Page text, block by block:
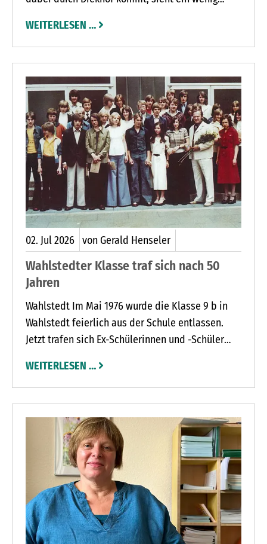
ehemaliger Bauernhof leer.
WEITERLESEN …
02. Jul2026 von Gerald Henseler
Wahlstedter Klasse traf sich nach 50
Jahren
Wahlstedt Im Mai 1976 wurde die Klasse 9 b in
Wahlstedt feierlich aus der Schule entlassen.
Jetzt trafen sich Ex-Schülerinnen und -Schüler
daran teilgenommen haben“, freute sich die Olga
Marey Veiga, die das Treffen zusammen mit
Wolfgang Koch organisiert hat. mq
WEITERLESEN …